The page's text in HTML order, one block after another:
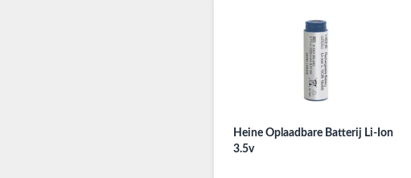
Heine Oplaadbare Batterij Li-Ion
3.5v